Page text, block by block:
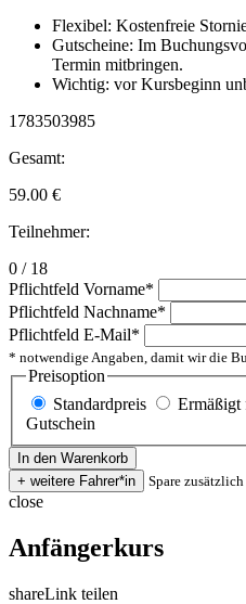
Flexibel: Kostenfreie
Gutscheine: Im
Termin mitbringen.
Wichtig: vor Kursbeginn
1783503985
Gesamt:
59.00 €
Teilnehmer:
0 / 18
Pflichtfeld Vorname*
Pflichtfeld Nachname*
Pflichtfeld E-Mail*
* notwendige Angaben, damit wir die
Preisoption
Standardpreis
Ermäßigt
Gutschein
Spare
close
Anfängerkurs
shareLink teilen